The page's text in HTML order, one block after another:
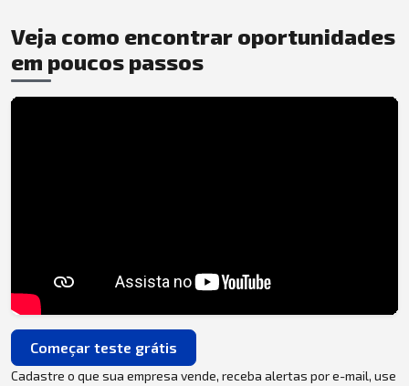
Veja como encontrar oportunidades
em poucos passos
Começar teste grátis
Cadastre o que sua empresa vende, receba alertas por e-mail, use